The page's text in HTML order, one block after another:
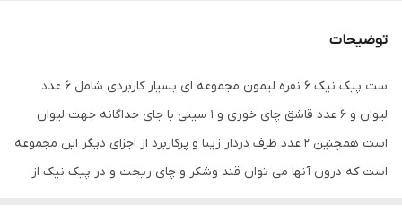
توضیحات
ست پیک نیک 6 نفره لیمون مجموعه ای بسیار کاربردی شامل 6 عدد
لیوان و 6 عدد قاشق چای خوری و 1 سینی با جای جداگانه جهت لیوان
است همچنین 2 عدد ظرف دردار زیبا و پرکاربرد از اجزای دیگر این مجموعه
است که درون آنها می توان قند وشکر و چای ریخت و در پیک نیک از